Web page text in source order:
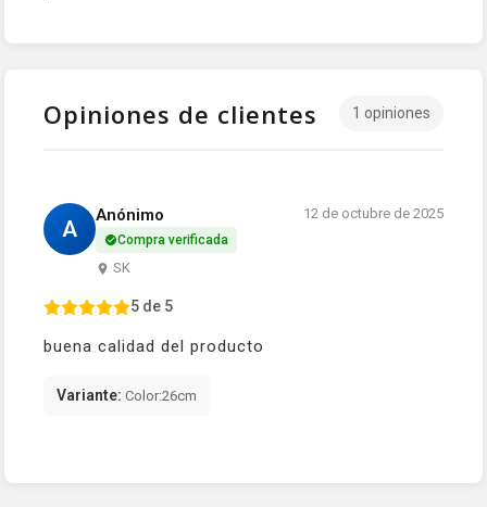
Opiniones de clientes 1 opiniones
A
Anónimo
Compra verificada
SK
12 de octubre de 2025
5 de 5
buena calidad del producto
Variante: Color:26cm